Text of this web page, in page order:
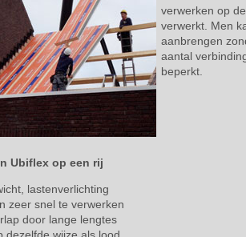
verwerken op
verwerkt. Men
aanbrengen
aantal
beperkt.
Ubiflex op een rij
lastenverlichting
zeer snel te verwerken
door lange lengtes